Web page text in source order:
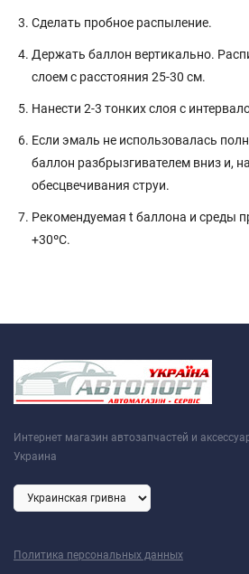
Сделать пробное распыление.
Держать баллон вертикально.
слоем с расстояния 25-30 см.
Нанести 2-3 тонких слоя с
Если эмаль не использовалась
баллон разбрызгивателем вниз и,
обесцвечивания струи.
Рекомендуемая t баллона и среды
+30ºС.
Интернет магазин автозапчастей и
Украина
Политика персональных данных